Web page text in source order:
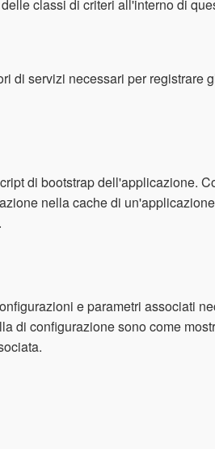
classi di criteri all'interno di
di servizi necessari per registrare
di bootstrap dell'applicazione.
nella cache di
e parametri associati
di configurazione sono come